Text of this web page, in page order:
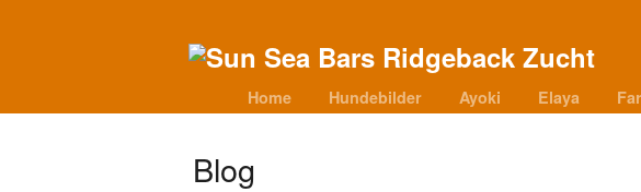
Home Hundebilder Ayoki Elaya
Blog